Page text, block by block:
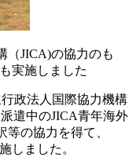
（JICA)の協力のも
実施しました
政法人国際協力機構
遣中のJICA青年海外
の協力を得て、
しました。